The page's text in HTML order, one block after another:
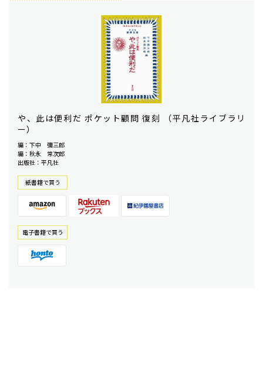
や、此は便利だ ポケット顧問 復刻 （平凡社ライブラリ
ー）
編：下中 彌三郎
編：秋永 常次郎
出版社：平凡社
紙書籍で買う
電⼦書籍で買う